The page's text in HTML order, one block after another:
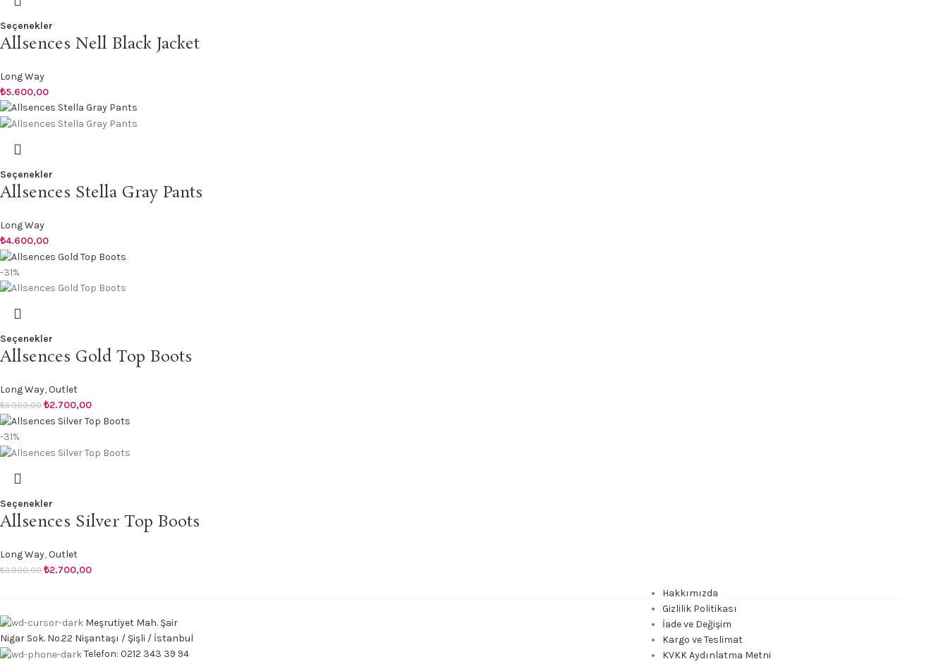
Seçenekler
Allsences Nell Black Jacket
Long Way
₺5.600,00
Seçenekler
Allsences Stella Gray Pants
Long Way
₺4.600,00
-31%
Seçenekler
Allsences Gold Top Boots
Long Way,Outlet
₺3.900,00 ₺2.700,00
-31%
Seçenekler
Allsences Silver Top Boots
Long Way,Outlet
₺3.900,00 ₺2.700,00
Meşrutiyet Mah. Şair
Nigar Sok. No.22 Nişantaşı / Şişli / İstanbul
Telefon: 0212 343 39 94
Hakkımızda
Gizlilik Politikası
İade ve Değişim
Kargo ve Teslimat
KVKK Aydınlatma Metni